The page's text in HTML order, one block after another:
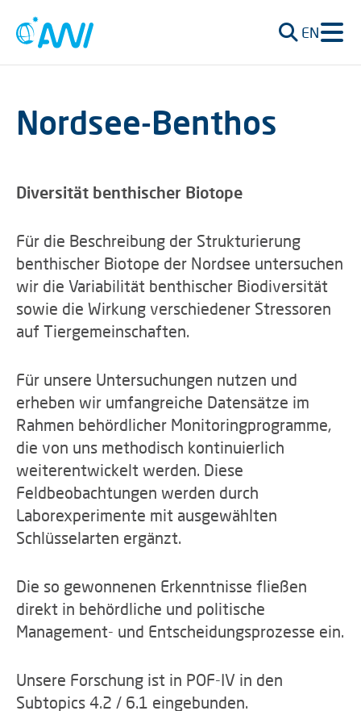
EN
Nordsee-Benthos
Diversität benthischer Biotope
Für die Beschreibung der Strukturierung
benthischer Biotope der Nordsee untersuchen
wir die Variabilität benthischer Biodiversität
sowie die Wirkung verschiedener Stressoren
auf Tiergemeinschaften.
Für unsere Untersuchungen nutzen und
erheben wir umfangreiche Datensätze im
Rahmen behördlicher Monitoringprogramme,
die von uns methodisch kontinuierlich
weiterentwickelt werden. Diese
Feldbeobachtungen werden durch
Laborexperimente mit ausgewählten
Schlüsselarten ergänzt.
Die so gewonnenen Erkenntnisse fließen
direkt in behördliche und politische
Management- und Entscheidungsprozesse ein.
Unsere Forschung ist in POF-IV in den
Subtopics 4.2 / 6.1 eingebunden.